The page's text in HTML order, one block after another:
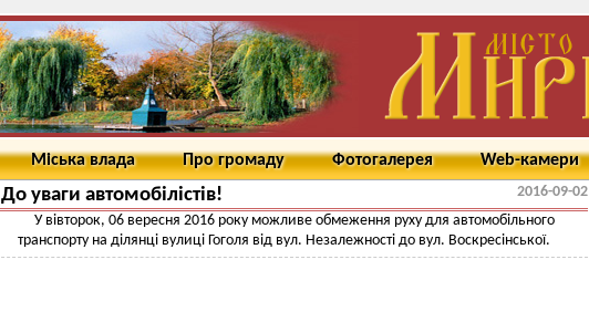
Міська влада Про громаду Фотогалерея Web-камери
До уваги автомобілістів!
2016-09-02
У вівторок, 06 вересня 2016 року можливе обмеження руху для автомобільного
транспорту на ділянці вулиці Гоголя від вул. Незалежності до вул. Воскресінської.